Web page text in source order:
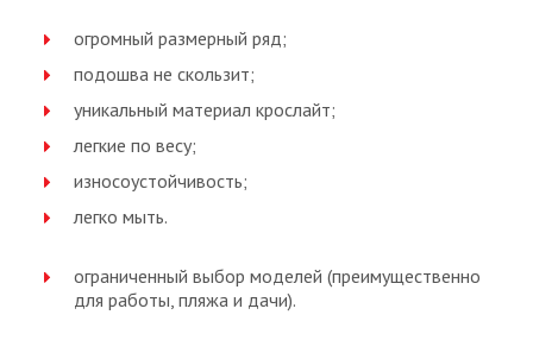
огромный размерный ряд;
подошва не скользит;
уникальный материал крослайт;
легкие по весу;
износоустойчивость;
легко мыть.
ограниченный выбор моделей (преимущественно
для работы, пляжа и дачи).